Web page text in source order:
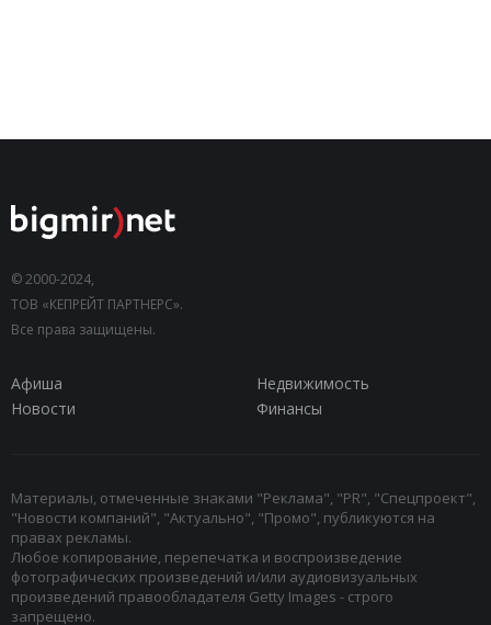
© 2000-2024,
ТОВ «КЕПРЕЙТ ПАРТНЕРС».
Все права защищены.
Афиша
Недвижимость
Новости
Финансы
Материалы, отмеченные знаками "Реклама", "PR", "Спецпроект",
"Новости компаний", "Актуально", "Промо", публикуются на
правах рекламы.
Любое копирование, перепечатка и воспроизведение
фотографических произведений и/или аудиовизуальных
произведений правообладателя Getty Images - строго
запрещено.